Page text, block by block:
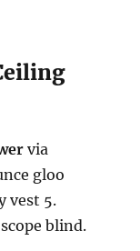
via
gloo
vest 5.
blind.